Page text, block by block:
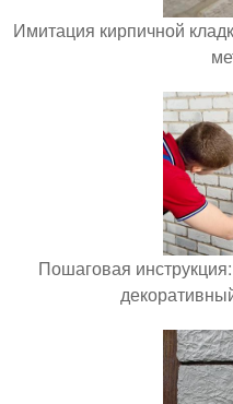
Имитация кирпичной
Пошаговая